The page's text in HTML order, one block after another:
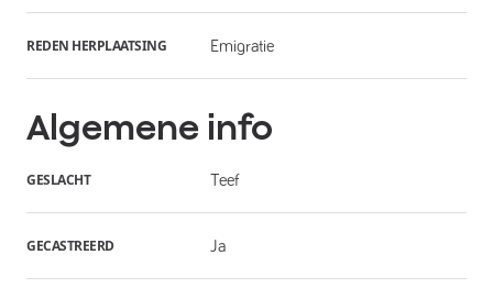
REDEN HERPLAATSING Emigratie
Algemene info
GESLACHT Teef
GECASTREERD Ja